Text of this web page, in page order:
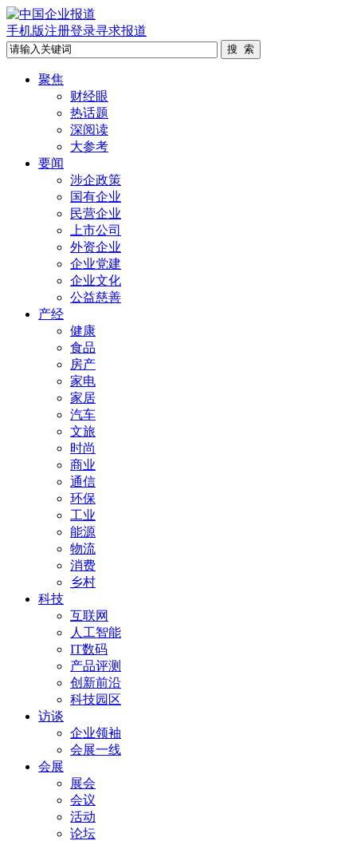
手机版注册登录寻求报道
聚焦
财经眼
热话题
深阅读
大参考
要闻
涉企政策
国有企业
民营企业
上市公司
外资企业
企业党建
企业文化
公益慈善
产经
健康
食品
房产
家电
家居
汽车
文旅
时尚
商业
通信
环保
工业
能源
物流
消费
乡村
科技
互联网
人工智能
IT数码
产品评测
创新前沿
科技园区
访谈
企业领袖
会展一线
会展
展会
会议
活动
论坛